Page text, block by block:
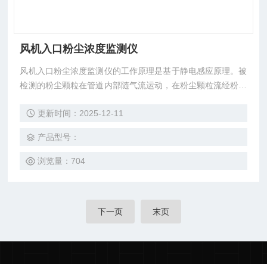
风机入口粉尘浓度监测仪
风机入口粉尘浓度监测仪的工作原理是基于静电感应原理。被
检测的粉尘颗粒在管道内部随气流运动，在粉尘颗粒流经粉尘
产生电荷信号。粉尘仪将采集到的动态电荷信号，通过多级运
软件系统持续采集粉尘颗粒数据，经过复杂的算法统计，最终
得到粉尘浓度。
更新时间：2025-12-11
产品型号：
浏览量：704
下一页 末页